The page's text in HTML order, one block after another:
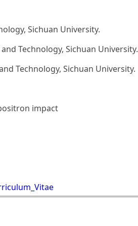
Sichuan University.
Technology, Sichuan University.
Technology, Sichuan University.
impact